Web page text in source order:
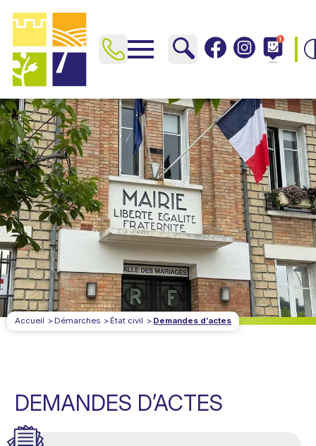
Accueil Démarches État civil Demandes d’actes
DEMANDES D’ACTES